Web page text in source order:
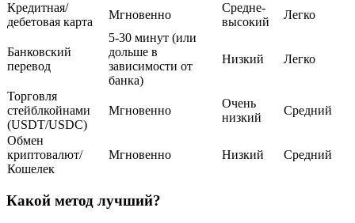
Присоединяйтесь к лучшим трейдерам
Станьте копи-трейдером
Наслаждайтесь распределением прибыли и комиссиями
Кредитная/
дебетовая карта
Мгновенно
Средне-
высокий
Легко
Банковский
перевод
5-30 минут (или
дольше в
зависимости от
банка)
Низкий Легко
Торговля
стейблкойнами
(USDT/USDC)
Мгновенно
Очень
низкий
Средний
Обмен
криптовалют/
Кошелек
Мгновенно Низкий Средний
Какой метод лучший?